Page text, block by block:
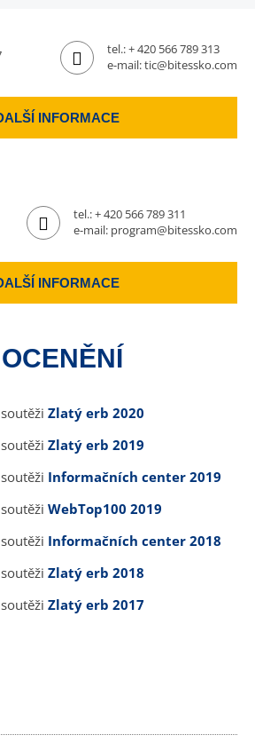
tel.:+ 420 566 789 313
e-mail:tic@bitessko.com
INFORMACE
tel.:+ 420 566 789 311
e-mail: program@bitessko.com
INFORMACE
Zlatý erb 2020
Zlatý erb 2019
Informačních center 2019
WebTop100 2019
Informačních center 2018
Zlatý erb 2018
Zlatý erb 2017